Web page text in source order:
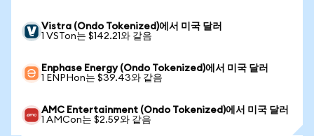
Vistra (Ondo Tokenized)에서 미국 달러
1 VSTon는 $142.21와 같음
Enphase Energy (Ondo Tokenized)에서 미국 달러
1 ENPHon는 $39.43와 같음
AMC Entertainment (Ondo Tokenized)에서 미국 달러
1 AMCon는 $2.59와 같음